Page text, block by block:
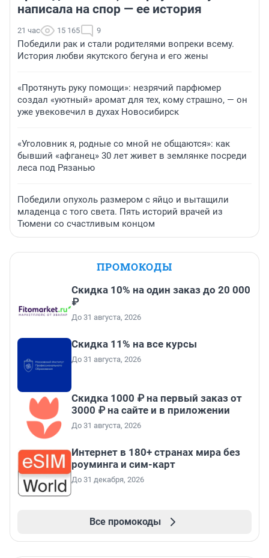
написала на спор — ее история
21 час 15 165 9
Победили рак и стали родителями вопреки всему.
История любви якутского бегуна и его жены
«Протянуть руку помощи»: незрячий парфюмер
создал «уютный» аромат для тех, кому страшно, — он
уже увековечил в духах Новосибирск
«Уголовник я, родные со мной не общаются»: как
бывший «афганец» 30 лет живет в землянке посреди
леса под Рязанью
Победили опухоль размером с яйцо и вытащили
младенца с того света. Пять историй врачей из
Тюмени со счастливым концом
ПРОМОКОДЫ
Скидка 10% на один заказ до 20 000
₽
До 31 августа, 2026
Скидка 11% на все курсы
До 31 августа, 2026
Скидка 1000 ₽ на первый заказ от
3000 ₽ на сайте и в приложении
До 31 августа, 2026
Интернет в 180+ странах мира без
роуминга и сим-карт
До 31 декабря, 2026
Все промокоды